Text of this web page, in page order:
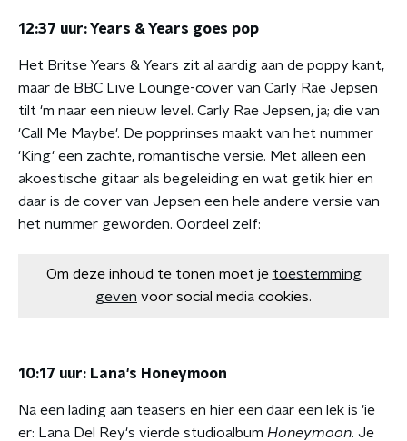
12:37 uur: Years & Years goes pop
Het Britse Years & Years zit al aardig aan de poppy kant,
maar de BBC Live Lounge-cover van Carly Rae Jepsen
tilt 'm naar een nieuw level. Carly Rae Jepsen, ja; die van
'Call Me Maybe'. De popprinses maakt van het nummer
'King' een zachte, romantische versie. Met alleen een
akoestische gitaar als begeleiding en wat getik hier en
daar is de cover van Jepsen een hele andere versie van
het nummer geworden. Oordeel zelf:
Om deze inhoud te tonen moet je toestemming
geven voor social media cookies.
10:17 uur: Lana's Honeymoon
Na een lading aan teasers en hier een daar een lek is 'ie
er: Lana Del Rey's vierde studioalbum Honeymoon. Je